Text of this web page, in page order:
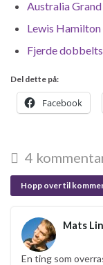
Australia
Lewis
Fjerde
Del dette på:
Facebook
4
Hopp over til
Mats
En ting som